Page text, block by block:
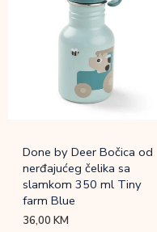
Done by Deer Bočica od
nerđajućeg čelika sa
slamkom 350 ml Tiny
farm Blue
36,00KM